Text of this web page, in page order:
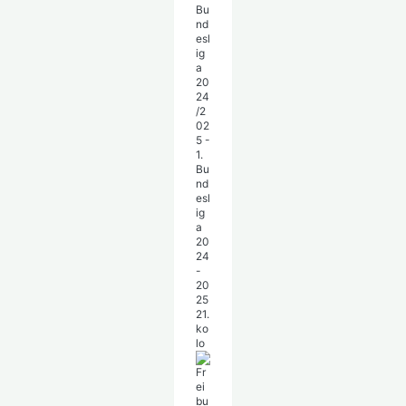
Bu
nd
esl
ig
a
20
24
/2
02
5 -
1.
Bu
nd
esl
ig
a
20
24
-
20
25
21.
ko
lo